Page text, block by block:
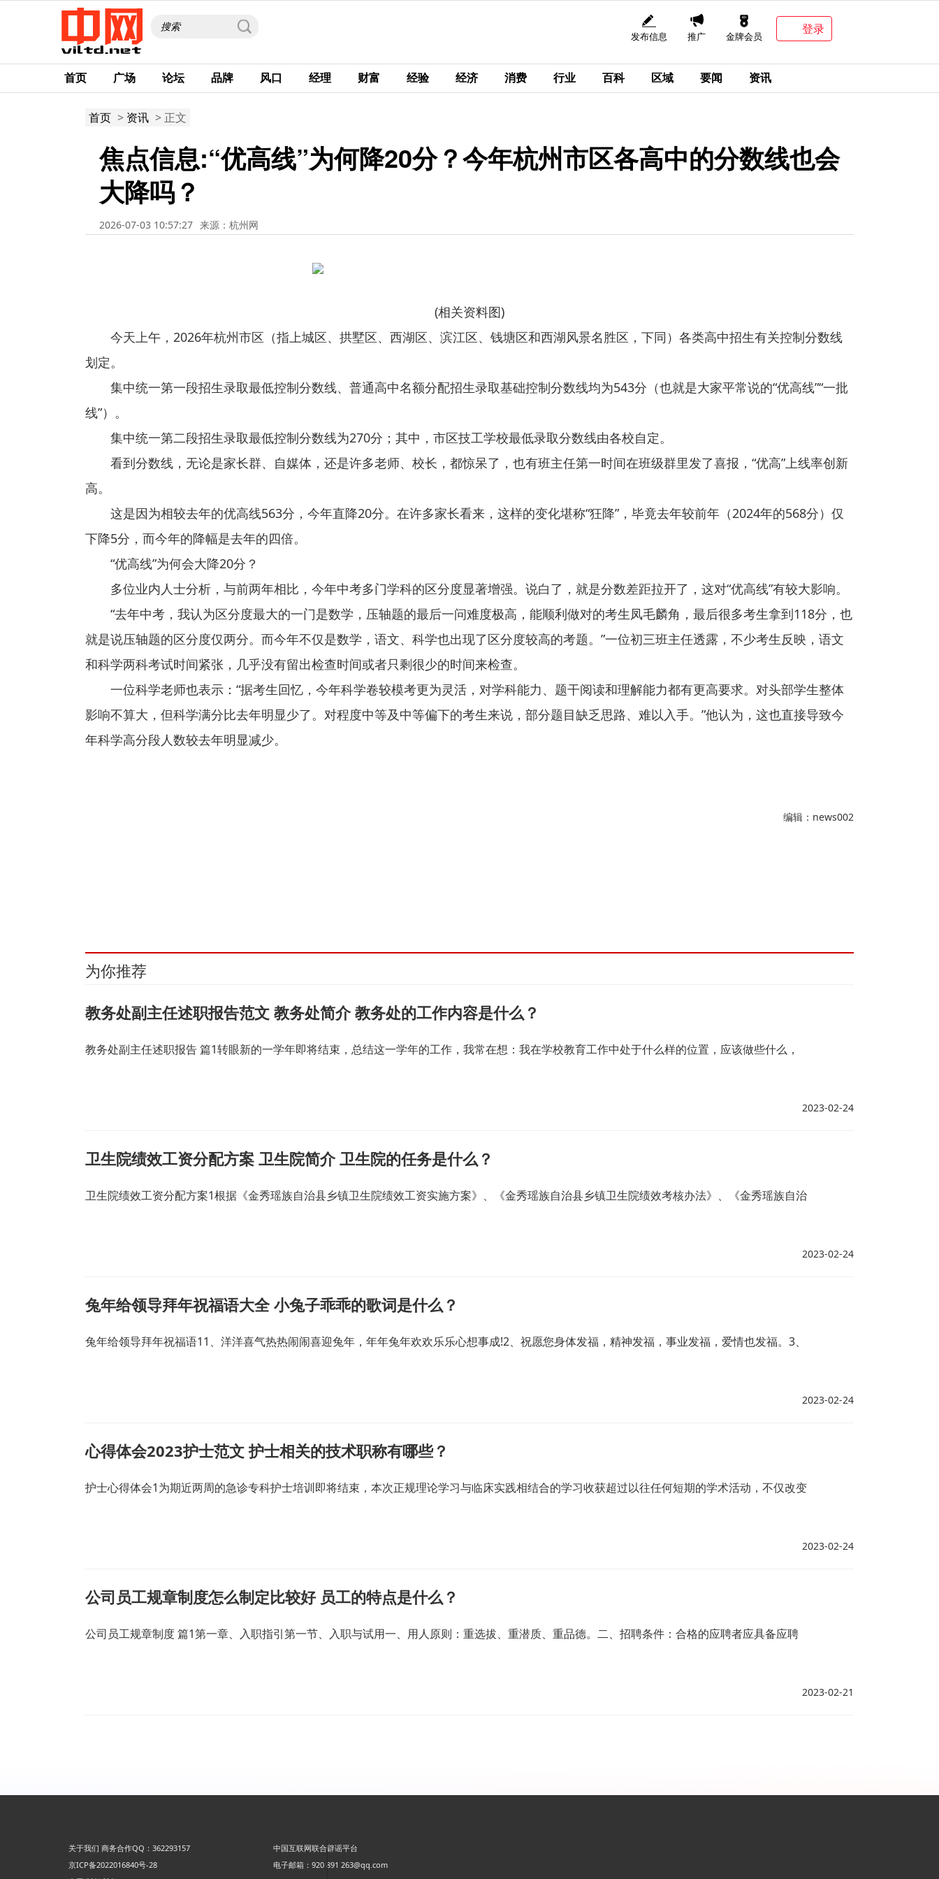
发布信息 推广 金牌会员
登录
首页 广场 论坛 品牌 风口 经理 财富 经验 经济 消费 行业 百科 区域 要闻 资讯
首页 > 资讯 > 正文
焦点信息:“优高线”为何降20分？今年杭州市区各高中的分数线也会
大降吗？
2026-07-03 10:57:27 来源：杭州网
(相关资料图)
今天上午，2026年杭州市区（指上城区、拱墅区、西湖区、滨江区、钱塘区和西湖风景名胜区，下同）各类高中招生有关控制分数线
划定。
集中统一第一段招生录取最低控制分数线、普通高中名额分配招生录取基础控制分数线均为543分（也就是大家平常说的“优高线”“一批
线”）。
集中统一第二段招生录取最低控制分数线为270分；其中，市区技工学校最低录取分数线由各校自定。
看到分数线，无论是家长群、自媒体，还是许多老师、校长，都惊呆了，也有班主任第一时间在班级群里发了喜报，“优高”上线率创新
高。
这是因为相较去年的优高线563分，今年直降20分。在许多家长看来，这样的变化堪称“狂降”，毕竟去年较前年（2024年的568分）仅
下降5分，而今年的降幅是去年的四倍。
“优高线”为何会大降20分？
多位业内人士分析，与前两年相比，今年中考多门学科的区分度显著增强。说白了，就是分数差距拉开了，这对“优高线”有较大影响。
“去年中考，我认为区分度最大的一门是数学，压轴题的最后一问难度极高，能顺利做对的考生凤毛麟角，最后很多考生拿到118分，也
就是说压轴题的区分度仅两分。而今年不仅是数学，语文、科学也出现了区分度较高的考题。”一位初三班主任透露，不少考生反映，语文
和科学两科考试时间紧张，几乎没有留出检查时间或者只剩很少的时间来检查。
一位科学老师也表示：“据考生回忆，今年科学卷较模考更为灵活，对学科能力、题干阅读和理解能力都有更高要求。对头部学生整体
影响不算大，但科学满分比去年明显少了。对程度中等及中等偏下的考生来说，部分题目缺乏思路、难以入手。”他认为，这也直接导致今
年科学高分段人数较去年明显减少。
编辑：news002
为你推荐
教务处副主任述职报告范文 教务处简介 教务处的工作内容是什么？
教务处副主任述职报告 篇1转眼新的一学年即将结束，总结这一学年的工作，我常在想：我在学校教育工作中处于什么样的位置，应该做些什么，
2023-02-24
卫生院绩效工资分配方案 卫生院简介 卫生院的任务是什么？
卫生院绩效工资分配方案1根据《金秀瑶族自治县乡镇卫生院绩效工资实施方案》、《金秀瑶族自治县乡镇卫生院绩效考核办法》、《金秀瑶族自治
2023-02-24
兔年给领导拜年祝福语大全 小兔子乖乖的歌词是什么？
兔年给领导拜年祝福语11、洋洋喜气热热闹闹喜迎兔年，年年兔年欢欢乐乐心想事成!2、祝愿您身体发福，精神发福，事业发福，爱情也发福。3、
2023-02-24
心得体会2023护士范文 护士相关的技术职称有哪些？
护士心得体会1为期近两周的急诊专科护士培训即将结束，本次正规理论学习与临床实践相结合的学习收获超过以往任何短期的学术活动，不仅改变
2023-02-24
公司员工规章制度怎么制定比较好 员工的特点是什么？
公司员工规章制度 篇1第一章、入职指引第一节、入职与试用一、用人原则：重选拔、重潜质、重品德。二、招聘条件：合格的应聘者应具备应聘
2023-02-21
关于我们 商务合作QQ：362293157
中国互联网联合辟谣平台
京ICP备2022016840号-28
电子邮箱：920 891 263@qq.com